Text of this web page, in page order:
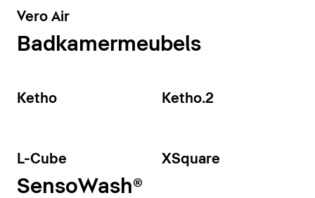
Vero Air
Badkamermeubels
Ketho Ketho.2
L-Cube XSquare
SensoWash®